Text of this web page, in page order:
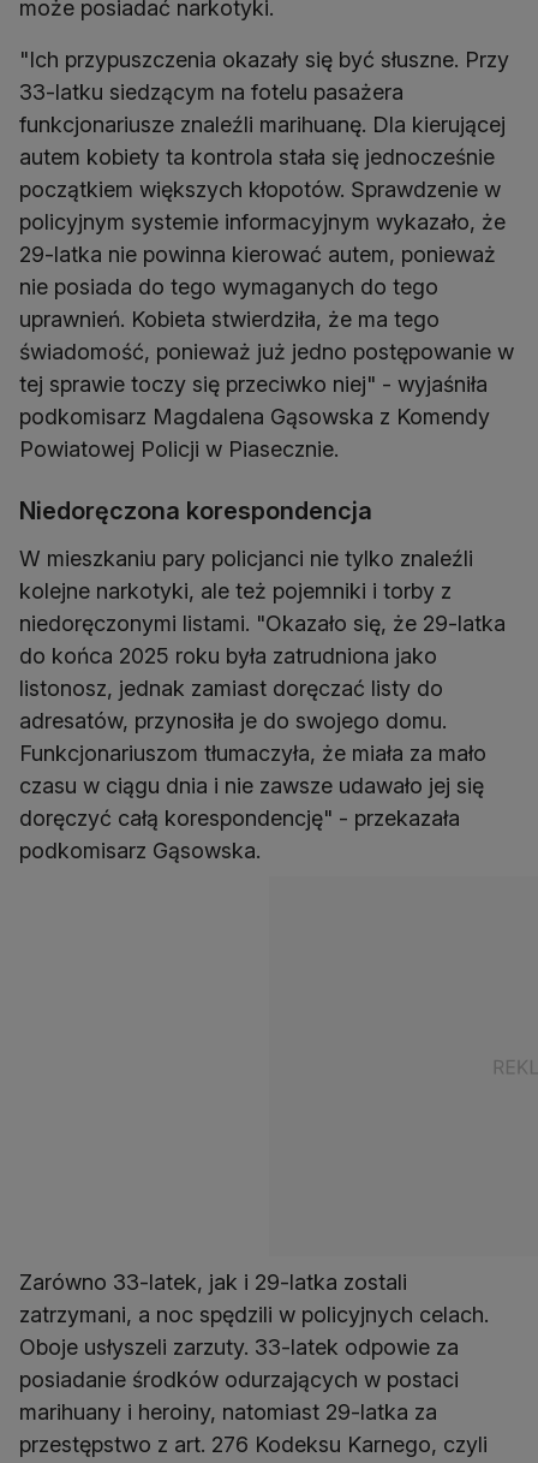
może posiadać narkotyki.
"Ich przypuszczenia okazały się być słuszne. Przy
33-latku siedzącym na fotelu pasażera
funkcjonariusze znaleźli marihuanę. Dla kierującej
autem kobiety ta kontrola stała się jednocześnie
początkiem większych kłopotów. Sprawdzenie w
policyjnym systemie informacyjnym wykazało, że
29-latka nie powinna kierować autem, ponieważ
nie posiada do tego wymaganych do tego
uprawnień. Kobieta stwierdziła, że ma tego
świadomość, ponieważ już jedno postępowanie w
tej sprawie toczy się przeciwko niej" - wyjaśniła
podkomisarz Magdalena Gąsowska z Komendy
Powiatowej Policji w Piasecznie.
Niedoręczona korespondencja
W mieszkaniu pary policjanci nie tylko znaleźli
kolejne narkotyki, ale też pojemniki i torby z
niedoręczonymi listami. "Okazało się, że 29-latka
do końca 2025 roku była zatrudniona jako
listonosz, jednak zamiast doręczać listy do
adresatów, przynosiła je do swojego domu.
Funkcjonariuszom tłumaczyła, że miała za mało
czasu w ciągu dnia i nie zawsze udawało jej się
doręczyć całą korespondencję" - przekazała
podkomisarz Gąsowska.
Zarówno 33-latek, jak i 29-latka zostali
zatrzymani, a noc spędzili w policyjnych celach.
Oboje usłyszeli zarzuty. 33-latek odpowie za
posiadanie środków odurzających w postaci
marihuany i heroiny, natomiast 29-latka za
przestępstwo z art. 276 Kodeksu Karnego, czyli